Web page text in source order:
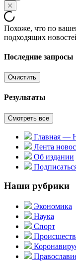
Похоже, что по
подходящих
Последние запросы
Очистить
Результаты
Смотреть все
Главная —
Лента
Об издании
Наши рубрики
Экономика
Наука
Спорт